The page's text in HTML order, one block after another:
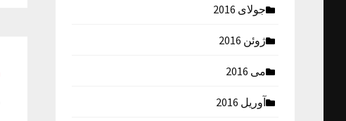
جولای 2016
ژوئن 2016
می 2016
آوریل 2016